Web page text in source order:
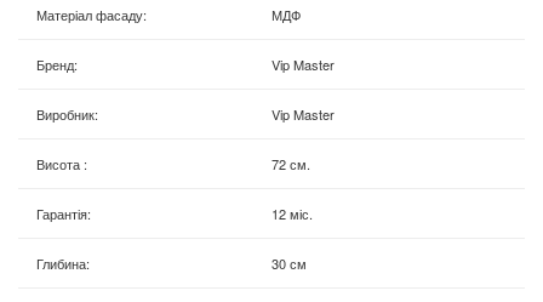
Матеріал фасаду: МДФ
Бренд: Vip Master
Виробник: Vip Master
Висота : 72 см.
Гарантія: 12 міс.
Глибина: 30 см